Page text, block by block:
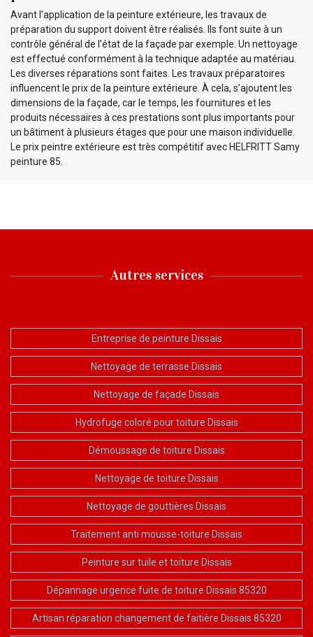
Avant l’application de la peinture extérieure, les travaux de
préparation du support doivent être réalisés. Ils font suite à un
contrôle général de l’état de la façade par exemple. Un nettoyage
est effectué conformément à la technique adaptée au matériau.
Les diverses réparations sont faites. Les travaux préparatoires
influencent le prix de la peinture extérieure. À cela, s’ajoutent les
dimensions de la façade, car le temps, les fournitures et les
produits nécessaires à ces prestations sont plus importants pour
un bâtiment à plusieurs étages que pour une maison individuelle.
Le prix peintre extérieure est très compétitif avec HELFRITT Samy
peinture 85.
Autres services
Entreprise de peinture Dissais
Nettoyage de terrasse Dissais
Nettoyage de façade Dissais
Hydrofuge coloré pour toiture Dissais
Démoussage de toiture Dissais
Nettoyage de toiture Dissais
Nettoyage de gouttières Dissais
Traitement anti mousse-toiture Dissais
Peinture sur tuile et toiture Dissais
Dépannage urgence fuite de toiture Dissais 85320
Artisan réparation changement de faitière Dissais 85320